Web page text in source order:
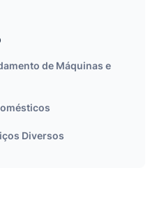
de Máquinas e
Diversos